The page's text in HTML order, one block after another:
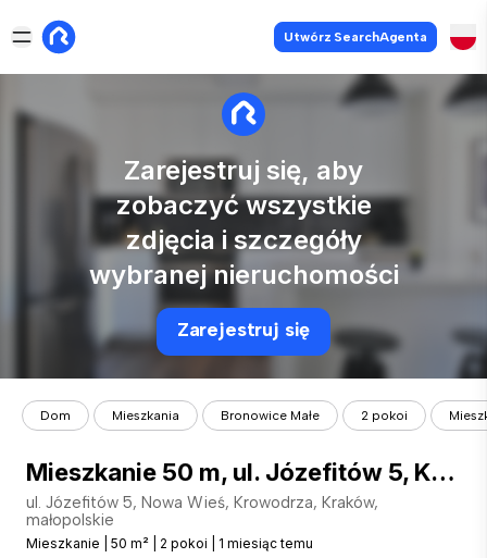
Utwórz SearchAgenta
Zarejestruj się, aby
zobaczyć wszystkie
zdjęcia i szczegóły
wybranej nieruchomości
Zarejestruj się
Dom Mieszkania Bronowice Małe 2 pokoi
Mieszkanie 50 m, ul. Józefitów 5, Kraków-Krowodrza
ul. Józefitów 5, Nowa Wieś, Krowodrza, Kraków,
małopolskie
Mieszkanie 50 m² 2 pokoi 1 miesiąc temu